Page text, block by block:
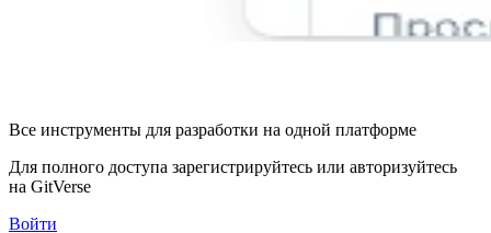
Все инструменты для разработки на одной платформе
Для полного доступа зарегистрируйтесь или авторизуйтесь
на GitVerse
Войти